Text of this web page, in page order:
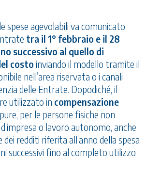
spese agevolabili va comunicato
tra il 1° febbraio e il 28
successivo al quello di
costo inviando il modello tramite il
nell’area riservata o i canali
delle Entrate. Dopodiché, il
utilizzato in compensazione
per le persone fisiche non
o lavoro autonomo, anche
dei redditi riferita all’anno della spesa
successivi fino al completo utilizzo